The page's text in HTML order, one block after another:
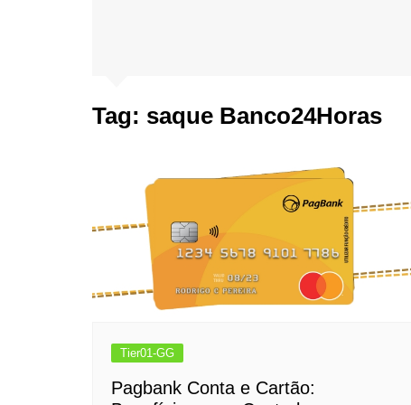
Tag: saque Banco24Horas
Tier01-GG
Pagbank Conta e Cartão: